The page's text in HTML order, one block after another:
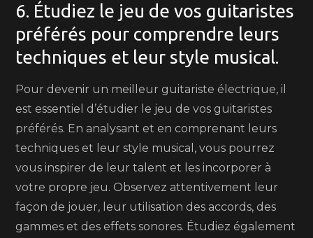
6. Étudiez le jeu de vos guitaristes
préférés pour comprendre leurs
techniques et leur style musical.
Pour devenir un meilleur guitariste électrique, il
est essentiel d’étudier le jeu de vos guitaristes
préférés. En analysant et en comprenant leurs
techniques et leur style musical, vous pourrez
vous inspirer de leur talent et les incorporer à
votre propre jeu. Observez attentivement leur
façon de jouer, leur utilisation des accords, des
gammes et des effets sonores. Étudiez également